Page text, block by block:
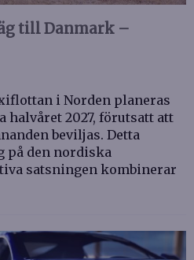
till Danmark –
i Norden planeras
halvåret 2027, förutsatt att
beviljas. Detta
på den nordiska
satsningen kombinerar